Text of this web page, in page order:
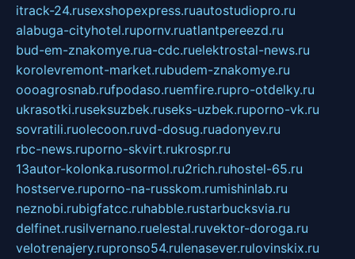
itrack-24.rusexshopexpress.ruautostudiopro.ru
alabuga-cityhotel.rupornv.ruatlantpereezd.ru
bud-em-znakomye.rua-cdc.ruelektrostal-news.ru
korolevremont-market.rubudem-znakomye.ru
oooagrosnab.rufpodaso.ruemfire.rupro-otdelky.ru
ukrasotki.ruseksuzbek.ruseks-uzbek.ruporno-vk.ru
sovratili.ruolecoon.ruvd-dosug.ruadonyev.ru
rbc-news.ruporno-skvirt.rukrospr.ru
13autor-kolonka.rusormol.ru2rich.ruhostel-65.ru
hostserve.ruporno-na-russkom.rumishinlab.ru
neznobi.rubigfatcc.ruhabble.rustarbucksvia.ru
delfinet.rusilvernano.ruelestal.ruvektor-doroga.ru
velotrenajery.rupronso54.rulenasever.rulovinskix.ru